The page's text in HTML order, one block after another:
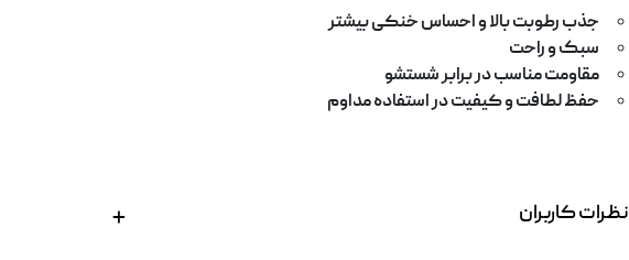
جذب رطوبت بالا و احساس خنکی بیشتر
سبک و راحت
مقاومت مناسب در برابر شستشو
حفظ لطافت و کیفیت در استفاده مداوم
نظرات کاربران